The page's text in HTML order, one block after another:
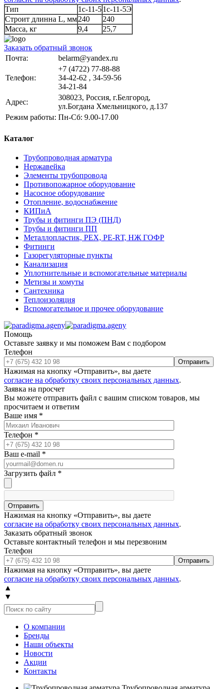
Тип
1с-11-51с-11-5Э
Строит длинна L, мм240
240
Масса, кг
9,4 25,7
Заказать обратный звонок
Почта:
belarm@yandex.ru
Телефон:
+7 (4722) 77-88-88
34-42-62 , 34-59-56
34-21-84
Адрес:
308023, Россия, г.Белгород,
ул.Богдана Хмельницкого, д.137
Режим работы: Пн-Сб: 9.00-17.00
Каталог
Трубопроводная арматура
Нержавейка
Элементы трубопровода
Противопожарное оборудование
Насосное оборудование
Отопление, водоснабжение
КИПиА
Трубы и фитинги ПЭ (ПНД)
Трубы и фитинги ПП
Металлопластик, РЕХ, РЕ-RТ, НЖ ГОФР
Фитинги
Газорегуляторные пункты
Канализация
Уплотнительные и вспомогательные материалы
Метизы и хомуты
Сантехника
Теплоизоляция
Вспомогательное и прочее оборудование
Помощь
Оставьте заявку и мы поможем Вам с подбором
Телефон
Отправить
Нажимая на кнопку «Отправить», вы даете
согласие на обработку своих персональных данных.
Заявка на просчет
Вы можете отправить файл с вашим списком товаров, мы
просчитаем и ответим
Ваше имя *
Телефон *
Ваш e-mail *
Загрузить файл *
Отправить
Нажимая на кнопку «Отправить», вы даете
согласие на обработку своих персональных данных.
Заказать обратный звонок
Оставьте контактный телефон и мы перезвоним
Телефон
Отправить
Нажимая на кнопку «Отправить», вы даете
согласие на обработку своих персональных данных.
▲
▼
О компании
Бренды
Наши объекты
Новости
Акции
Контакты